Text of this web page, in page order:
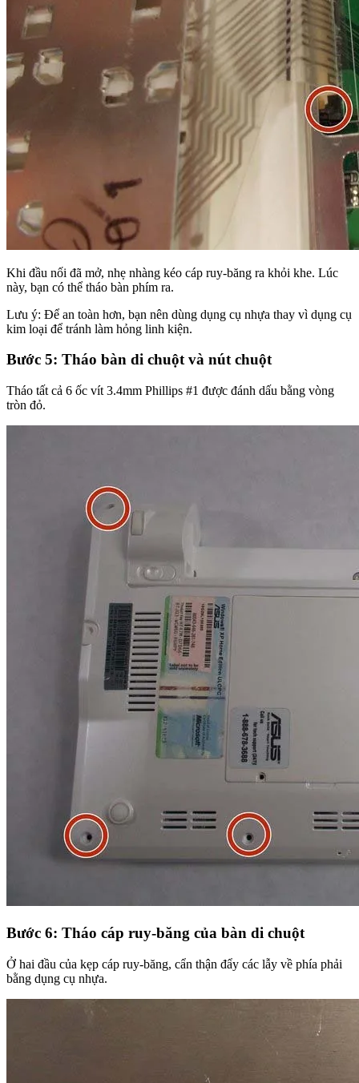
Khi đầu nối đã mở, nhẹ nhàng kéo cáp ruy-băng ra khỏi khe. Lúc
này, bạn có thể tháo bàn phím ra.
Lưu ý: Để an toàn hơn, bạn nên dùng dụng cụ nhựa thay vì dụng cụ
kim loại để tránh làm hỏng linh kiện.
Bước 5: Tháo bàn di chuột và nút chuột
Tháo tất cả 6 ốc vít 3.4mm Phillips #1 được đánh dấu bằng vòng
tròn đỏ.
Bước 6: Tháo cáp ruy-băng của bàn di chuột
Ở hai đầu của kẹp cáp ruy-băng, cẩn thận đẩy các lẫy về phía phải
bằng dụng cụ nhựa.